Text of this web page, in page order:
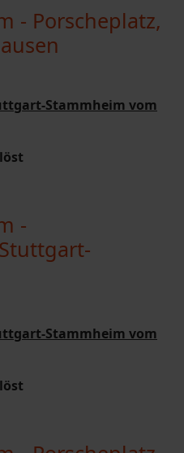
- Porscheplatz,
Stammheim vom
-
Stammheim vom